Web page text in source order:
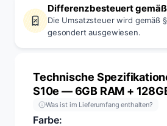
Differenzbesteuert gemäß
Die Umsatzsteuer wird gemäß
gesondert ausgewiesen.
Technische
S10e — 6GB RAM +
Was ist im Lieferumfang enthalten?
Farbe: